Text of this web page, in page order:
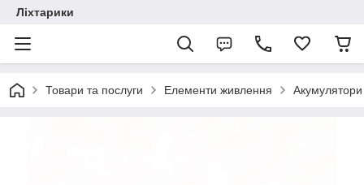
Ліхтарики
Товари та послуги Елементи живлення Акумулятори